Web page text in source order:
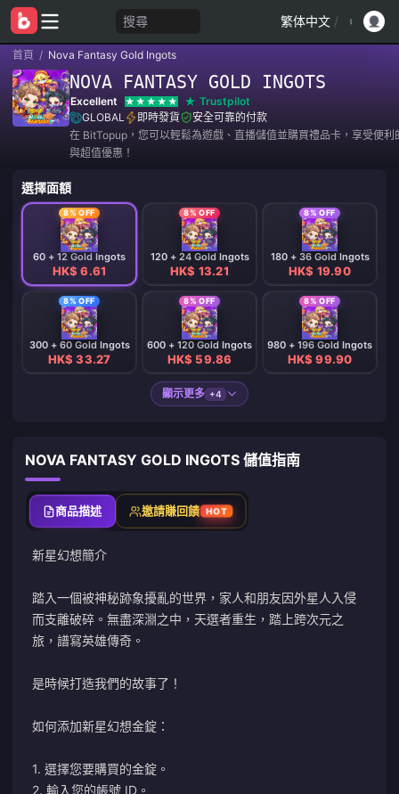
搜尋 繁体中文 /
首頁 / Nova Fantasy Gold Ingots
NOVA FANTASY GOLD INGOTS
Excellent
Trustpilot
GLOBAL
即時發貨
安全可靠的付款
在 BitTopup，您可以輕鬆為遊戲、直播儲值並購買禮品卡，享受便利
與超值優惠！
選擇面額
8% OFF
60 + 12 Gold Ingots
HK$ 6.61
8% OFF
120 + 24 Gold Ingots
HK$ 13.21
8% OFF
180 + 36 Gold Ingots
HK$ 19.90
8% OFF
300 + 60 Gold Ingots
HK$ 33.27
8% OFF
600 + 120 Gold Ingots
HK$ 59.86
8% OFF
980 + 196 Gold Ingots
HK$ 99.90
顯示更多 +4
NOVA FANTASY GOLD INGOTS 儲值指南
商品描述 邀請賺回饋 HOT
新星幻想簡介
踏入一個被神秘跡象擾亂的世界，家人和朋友因外星人入侵
而支離破碎。無盡深淵之中，天選者重生，踏上跨次元之
旅，譜寫英雄傳奇。
是時候打造我們的故事了！
如何添加新星幻想金錠：
1. 選擇您要購買的金錠。
2. 輸入您的帳號 ID。